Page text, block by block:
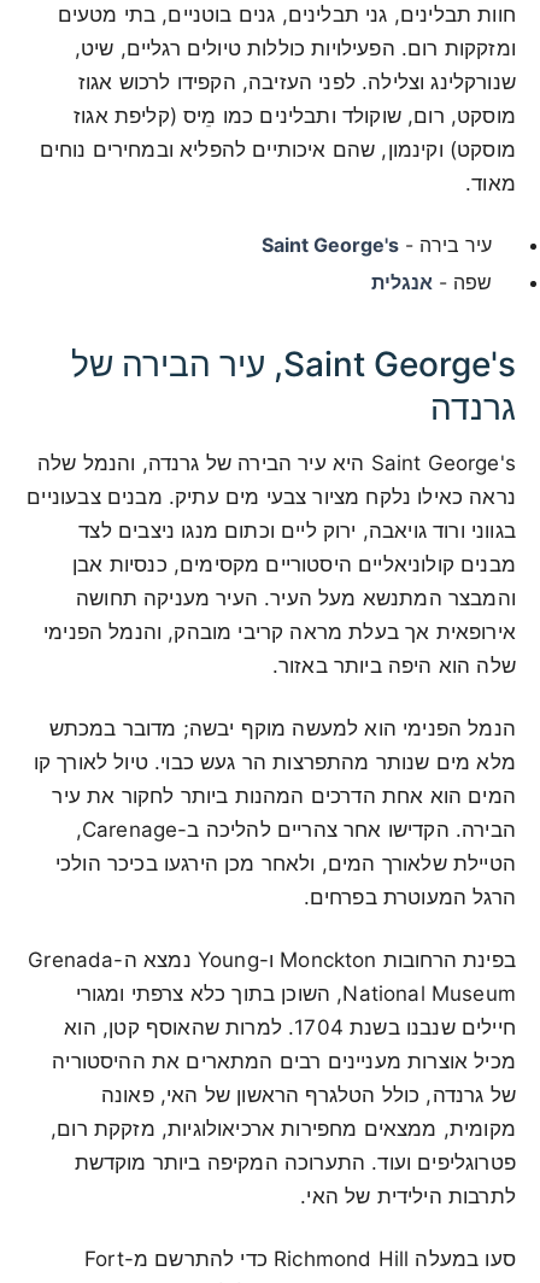
חוות תבלינים, גני תבלינים, גנים בוטניים, בתי מטעים
ומזקקות רום. הפעילויות כוללות טיולים רגליים, שיט,
שנורקלינג וצלילה. לפני העזיבה, הקפידו לרכוש אגוז
מוסקט, רום, שוקולד ותבלינים כמו מֵיס (קליפת אגוז
מוסקט) וקינמון, שהם איכותיים להפליא ובמחירים נוחים
מאוד.
עיר בירה - Saint George's
שפה - אנגלית
Saint George's, עיר הבירה של
גרנדה
Saint George's היא עיר הבירה של גרנדה, והנמל שלה
נראה כאילו נלקח מציור צבעי מים עתיק. מבנים צבעוניים
בגווני ורוד גויאבה, ירוק ליים וכתום מנגו ניצבים לצד
מבנים קולוניאליים היסטוריים מקסימים, כנסיות אבן
והמבצר המתנשא מעל העיר. העיר מעניקה תחושה
אירופאית אך בעלת מראה קריבי מובהק, והנמל הפנימי
שלה הוא היפה ביותר באזור.
הנמל הפנימי הוא למעשה מוקף יבשה; מדובר במכתש
מלא מים שנותר מהתפרצות הר געש כבוי. טיול לאורך קו
המים הוא אחת הדרכים המהנות ביותר לחקור את עיר
הבירה. הקדישו אחר צהריים להליכה ב-Carenage,
הטיילת שלאורך המים, ולאחר מכן הירגעו בכיכר הולכי
הרגל המעוטרת בפרחים.
בפינת הרחובות Monckton ו-Young נמצא ה-Grenada
National Museum, השוכן בתוך כלא צרפתי ומגורי
חיילים שנבנו בשנת 1704. למרות שהאוסף קטן, הוא
מכיל אוצרות מעניינים רבים המתארים את ההיסטוריה
של גרנדה, כולל הטלגרף הראשון של האי, פאונה
מקומית, ממצאים מחפירות ארכיאולוגיות, מזקקת רום,
פטרוגליפים ועוד. התערוכה המקיפה ביותר מוקדשת
לתרבות הילידית של האי.
סעו במעלה Richmond Hill כדי להתרשם מ-Fort